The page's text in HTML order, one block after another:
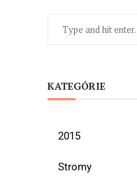
KATEGÓRIE
2015
Stromy